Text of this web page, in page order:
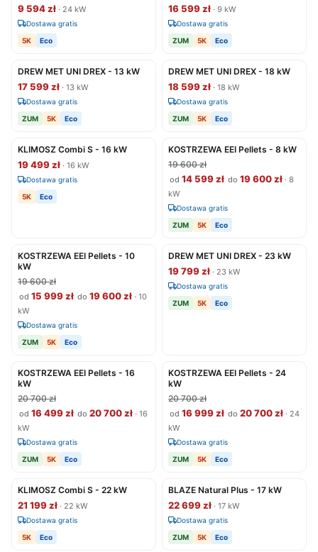
9 594 zł · 24 kW
Dostawa gratis
5K
Eco
16 599 zł · 9 kW
Dostawa gratis
ZUM
5K Eco
DREW MET UNI DREX - 13 kW
17 599 zł · 13 kW
Dostawa gratis
ZUM
5K Eco
DREW MET UNI DREX - 18 kW
18 599 zł · 18 kW
Dostawa gratis
ZUM
5K Eco
KLIMOSZ Combi S - 16 kW
19 499 zł · 16 kW
Dostawa gratis
5K
Eco
KOSTRZEWA EEI Pellets - 8 kW
19 600 zł
od 14 599 zł do 19 600 zł · 8
kW
Dostawa gratis
ZUM
5K Eco
KOSTRZEWA EEI Pellets - 10
kW
19 600 zł
od 15 999 zł do 19 600 zł · 10
kW
Dostawa gratis
ZUM
5K Eco
DREW MET UNI DREX - 23 kW
19 799 zł · 23 kW
Dostawa gratis
ZUM
5K Eco
KOSTRZEWA EEI Pellets - 16
kW
20 700 zł
od 16 499 zł do 20 700 zł · 16
kW
Dostawa gratis
ZUM
5K Eco
KOSTRZEWA EEI Pellets - 24
kW
20 700 zł
od 16 999 zł do 20 700 zł · 24
kW
Dostawa gratis
ZUM
5K Eco
KLIMOSZ Combi S - 22 kW
21 199 zł · 22 kW
Dostawa gratis
5K
Eco
BLAZE Natural Plus - 17 kW
22 699 zł · 17 kW
Dostawa gratis
ZUM
5K Eco